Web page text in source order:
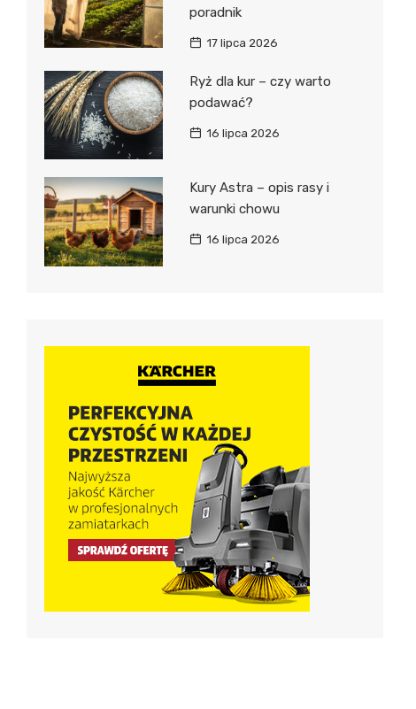
poradnik
17 lipca 2026
Ryż dla kur – czy warto
podawać?
16 lipca 2026
Kury Astra – opis rasy i
warunki chowu
16 lipca 2026